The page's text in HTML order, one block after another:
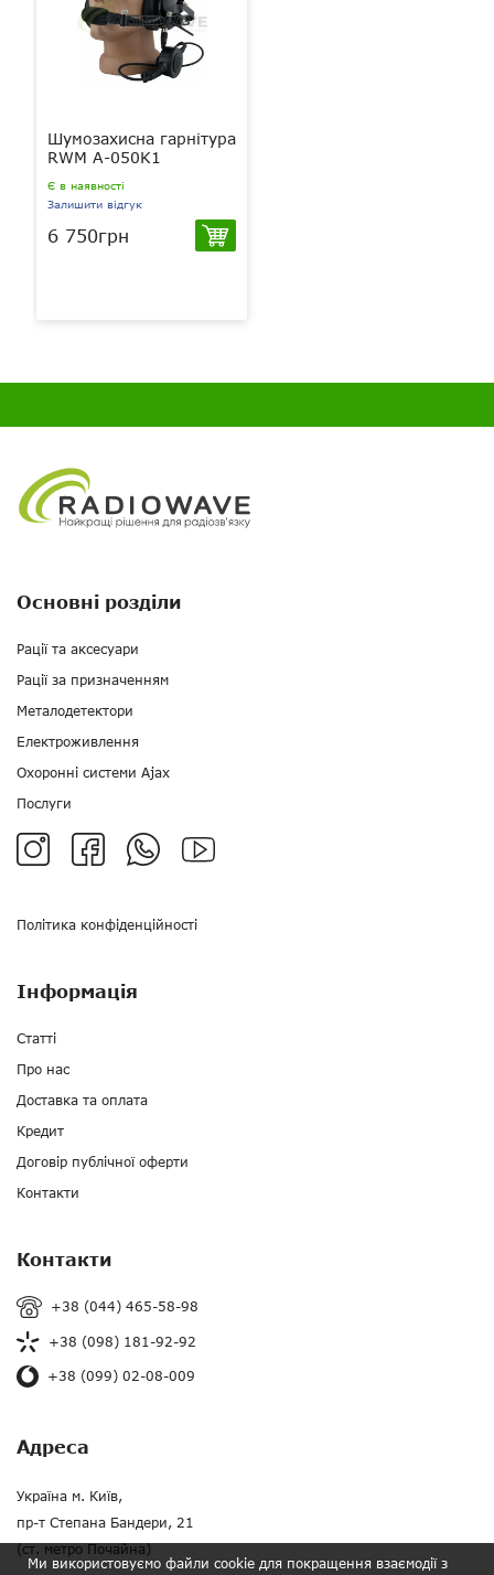
Шумозахисна гарнітура
RWM A-050K1
Є в наявності
Залишити відгук
6 750грн
Політика конфіденційності
Основні розділи
Рації та аксесуари
Рації за призначенням
Металодетектори
Електроживлення
Охоронні системи Ajax
Послуги
Інформація
Статті
Про нас
Доставка та оплата
Кредит
Договір публічної оферти
Контакти
Контакти
+38 (044) 465-58-98
+38 (098) 181-92-92
+38 (099) 02-08-009
Адреса
Україна м. Київ,
пр-т Степана Бандери, 21
(ст. метро Почайна)
Ми використовуємо файли cookie для покращення взаємодії з